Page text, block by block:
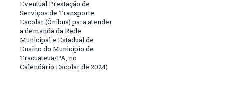
Eventual Prestação de
Serviços de Transporte
Escolar (Ônibus) para atender
a demanda da Rede
Municipal e Estadual de
Ensino do Município de
Tracuateua/PA, no
Calendário Escolar de 2024)